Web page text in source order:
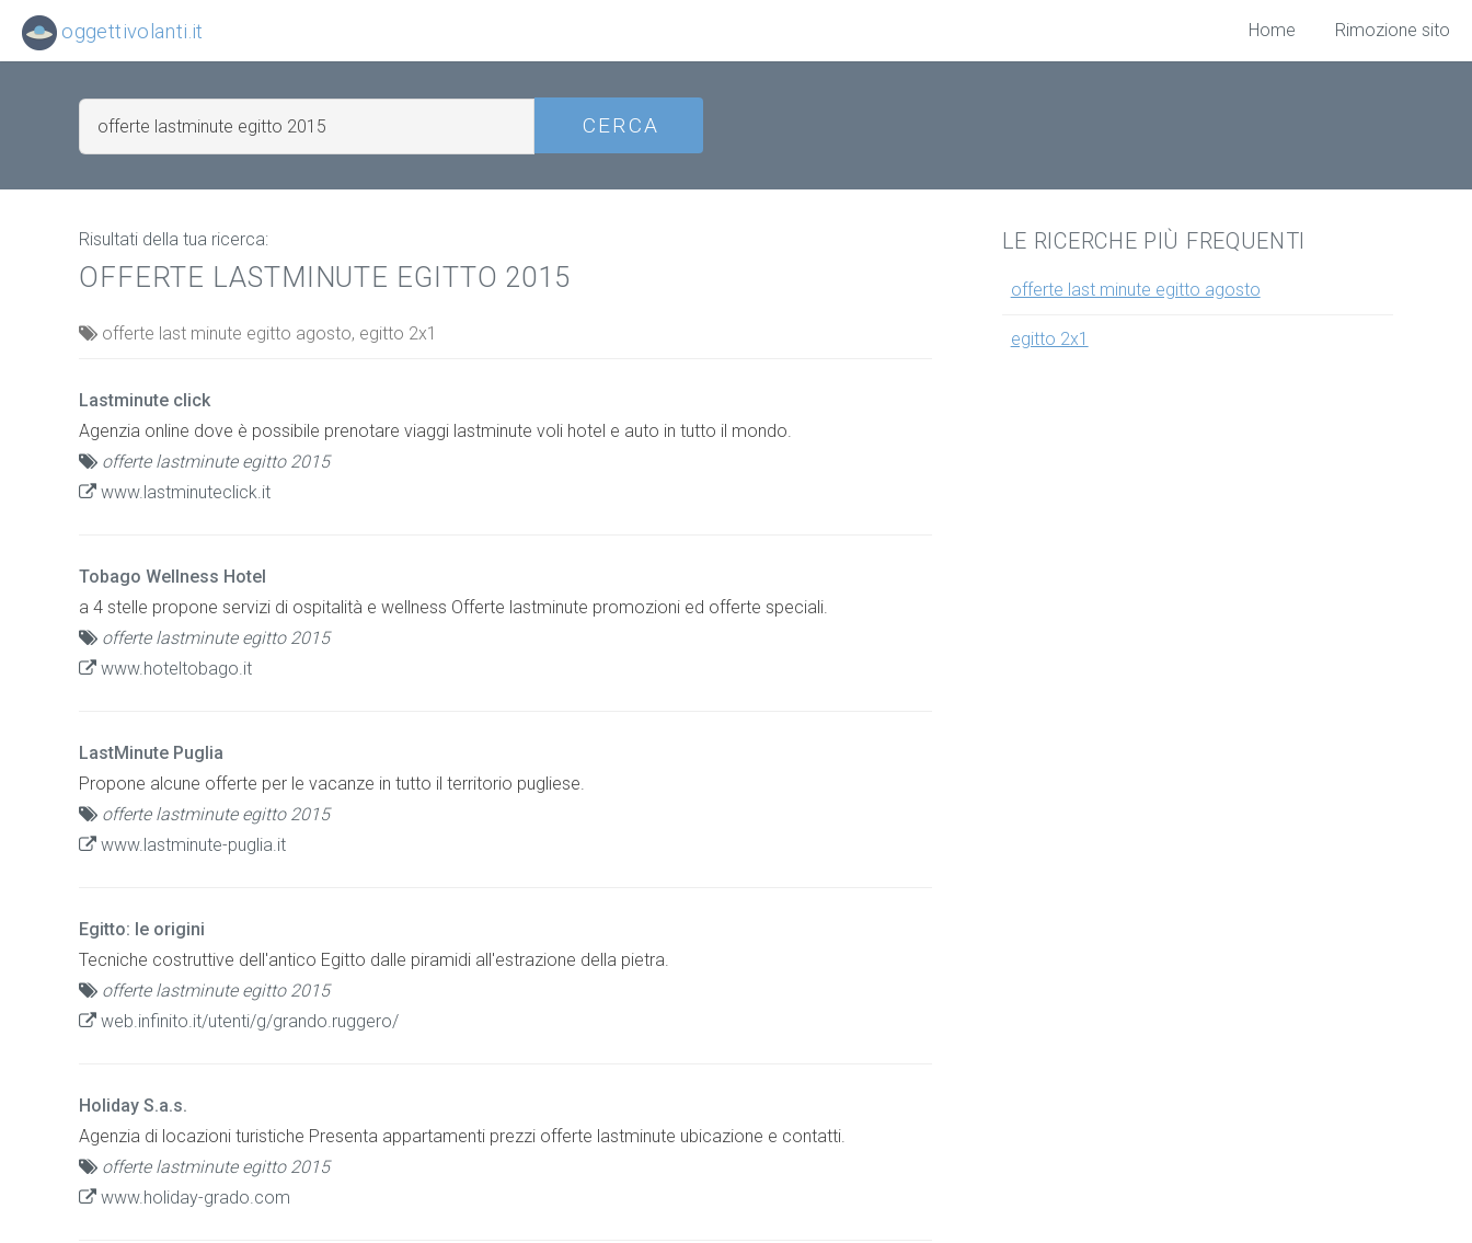
Risultati della tua ricerca:
OFFERTE LASTMINUTE EGITTO 2015
offerte last minute egitto agosto, egitto 2x1
Lastminute click
Agenzia online dove è possibile prenotare viaggi lastminute voli hotel e auto in tutto il mondo.
offerte lastminute egitto 2015
www.lastminuteclick.it
Tobago Wellness Hotel
a 4 stelle propone servizi di ospitalità e wellness Offerte lastminute promozioni ed offerte speciali.
offerte lastminute egitto 2015
www.hoteltobago.it
LastMinute Puglia
Propone alcune offerte per le vacanze in tutto il territorio pugliese.
offerte lastminute egitto 2015
www.lastminute-puglia.it
Egitto: le origini
Tecniche costruttive dell'antico Egitto dalle piramidi all'estrazione della pietra.
offerte lastminute egitto 2015
web.infinito.it/utenti/g/grando.ruggero/
Holiday S.a.s.
Agenzia di locazioni turistiche Presenta appartamenti prezzi offerte lastminute ubicazione e contatti.
offerte lastminute egitto 2015
www.holiday-grado.com
LE RICERCHE PIÙ FREQUENTI
offerte last minute egitto agosto
egitto 2x1
oggettivolanti.it Home Rimozione sito